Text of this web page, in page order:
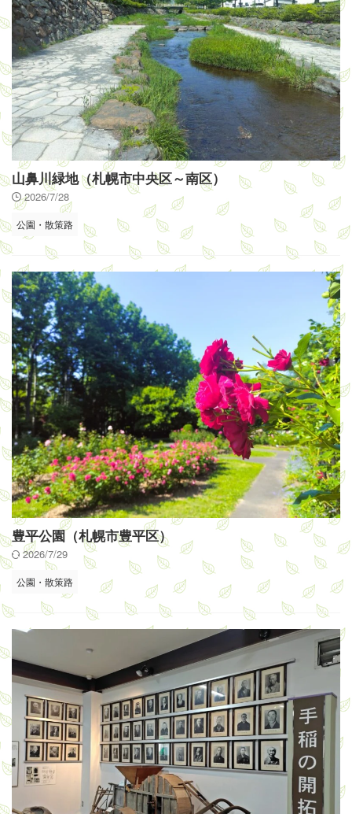
山鼻川緑地（札幌市中央区～南区）
2026/7/28
公園・散策路
豊平公園（札幌市豊平区）
2026/7/29
公園・散策路